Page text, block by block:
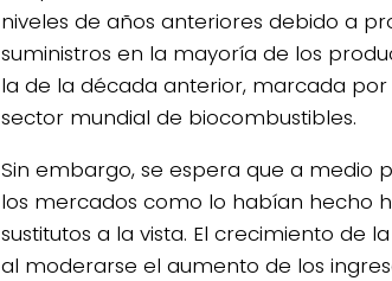
niveles de años anteriores debido a
suministros en la mayoría de los
la de la década anterior, marcada
sector mundial de biocombustibles.
Sin embargo, se espera que a medio
los mercados como lo habían hecho
sustitutos a la vista. El crecimiento de
al moderarse el aumento de los